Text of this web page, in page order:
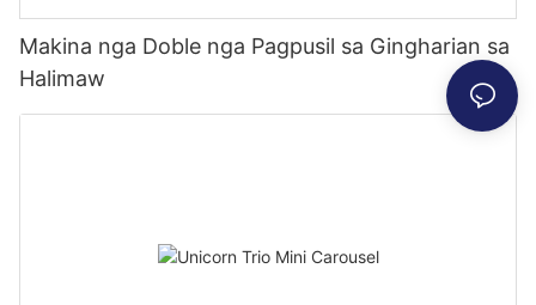
Makina nga Doble nga Pagpusil sa Gingharian sa
Halimaw